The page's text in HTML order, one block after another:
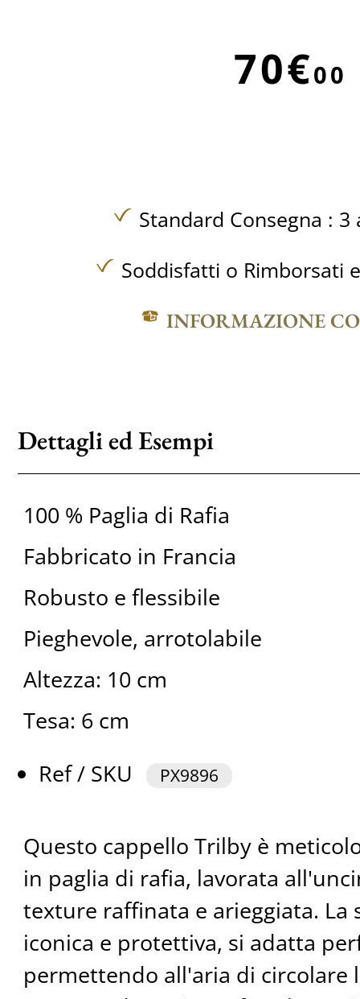
70€00
Standard Consegna : 3
Soddisfatti o Rimborsati
INFORMAZIONE
Dettagli ed Esempi
100 % Paglia di Rafia
Fabbricato in Francia
Robusto e flessibile
Pieghevole, arrotolabile
Altezza: 10 cm
Tesa: 6 cm
Ref / SKU
PX9896
Questo cappello Trilby è
in paglia di rafia, lavorata
texture raffinata e arieggiata. La
iconica e protettiva, si adatta
permettendo all'aria di circolare